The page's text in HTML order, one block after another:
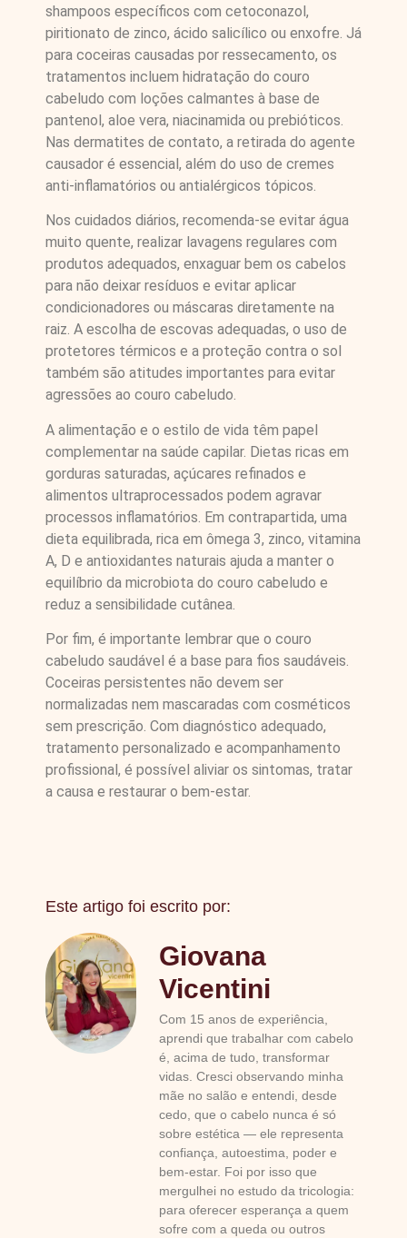
shampoos específicos com cetoconazol,
piritionato de zinco, ácido salicílico ou enxofre. Já
para coceiras causadas por ressecamento, os
tratamentos incluem hidratação do couro
cabeludo com loções calmantes à base de
pantenol, aloe vera, niacinamida ou prebióticos.
Nas dermatites de contato, a retirada do agente
causador é essencial, além do uso de cremes
anti-inflamatórios ou antialérgicos tópicos.
Nos cuidados diários, recomenda-se evitar água
muito quente, realizar lavagens regulares com
produtos adequados, enxaguar bem os cabelos
para não deixar resíduos e evitar aplicar
condicionadores ou máscaras diretamente na
raiz. A escolha de escovas adequadas, o uso de
protetores térmicos e a proteção contra o sol
também são atitudes importantes para evitar
agressões ao couro cabeludo.
A alimentação e o estilo de vida têm papel
complementar na saúde capilar. Dietas ricas em
gorduras saturadas, açúcares refinados e
alimentos ultraprocessados podem agravar
processos inflamatórios. Em contrapartida, uma
dieta equilibrada, rica em ômega 3, zinco, vitamina
A, D e antioxidantes naturais ajuda a manter o
equilíbrio da microbiota do couro cabeludo e
reduz a sensibilidade cutânea.
Por fim, é importante lembrar que o couro
cabeludo saudável é a base para fios saudáveis.
Coceiras persistentes não devem ser
normalizadas nem mascaradas com cosméticos
sem prescrição. Com diagnóstico adequado,
tratamento personalizado e acompanhamento
profissional, é possível aliviar os sintomas, tratar
a causa e restaurar o bem-estar.
Este artigo foi escrito por:
Giovana
Vicentini
Com 15 anos de experiência,
aprendi que trabalhar com cabelo
é, acima de tudo, transformar
vidas. Cresci observando minha
mãe no salão e entendi, desde
cedo, que o cabelo nunca é só
sobre estética — ele representa
confiança, autoestima, poder e
bem-estar. Foi por isso que
mergulhei no estudo da tricologia:
para oferecer esperança a quem
sofre com a queda ou outros